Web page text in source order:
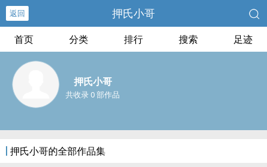
返回 押氏小哥
首页 分类 排行 搜索 足迹
押氏小哥
共收录 0 部作品
押氏小哥的全部作品集